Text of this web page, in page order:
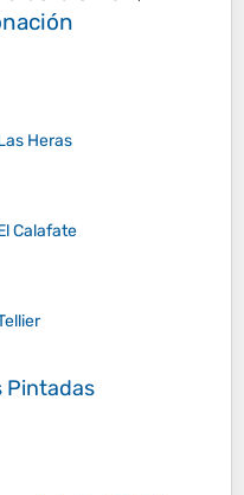
Heras
Calafate
Pintadas